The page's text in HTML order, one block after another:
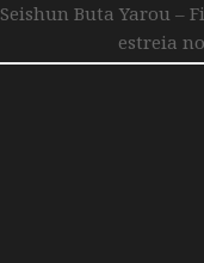
Seishun Buta Yarou –
estreia